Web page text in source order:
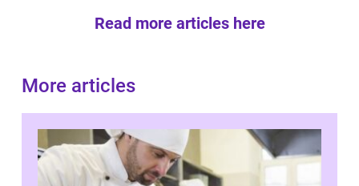
Read more articles here
More articles